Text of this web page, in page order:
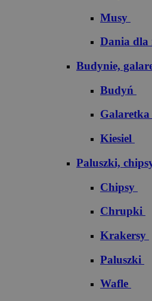
Musy
Dania dla
Budynie,
Budyń
Galaretka
Kiesiel
Paluszki,
Chipsy
Chrupki
Krakersy
Paluszki
Wafle